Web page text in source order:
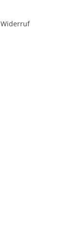
Widerruf